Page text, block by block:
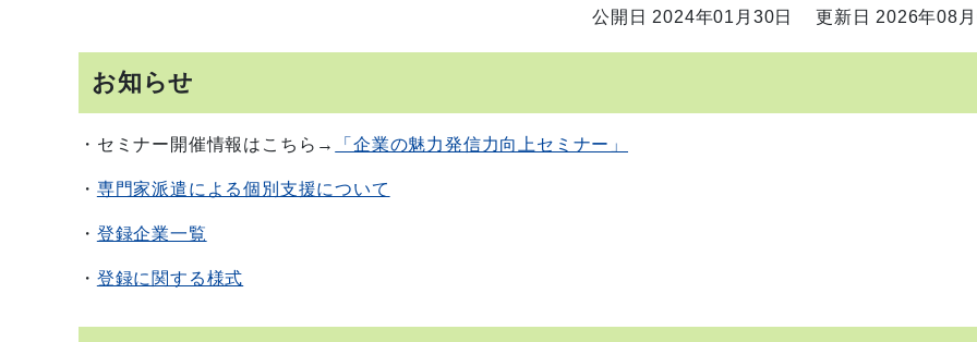
公開日 2024年01月30日
更新日 2026年08月
お知らせ
・セミナー開催情報はこちら→ 「企業の魅力発信力向上セミナー」
・ 専門家派遣による個別支援について
・ 登録企業一覧
・ 登録に関する様式